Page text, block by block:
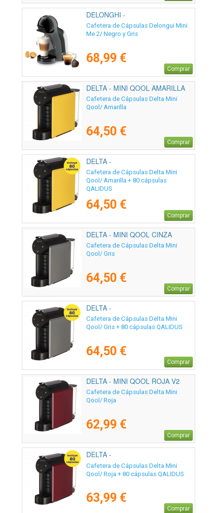
DELONGHI -
Cafetera de Cápsulas Delongui Mini
Me 2/ Negro y Gris
68,99 €
Comprar
DELTA - MINI QOOL AMARILLA
Cafetera de Cápsulas Delta Mini
Qool/ Amarilla
64,50 €
Comprar
DELTA -
Cafetera de Cápsulas Delta Mini
Qool/ Amarilla + 80 cápsulas
QALIDUS
64,50 €
Comprar
DELTA - MINI QOOL CINZA
Cafetera de Cápsulas Delta Mini
Qool/ Gris
64,50 €
Comprar
DELTA -
Cafetera de Cápsulas Delta Mini
Qool/ Gris + 80 cápsulas QALIDUS
64,50 €
Comprar
DELTA - MINI QOOL ROJA V2
Cafetera de Cápsulas Delta Mini
Qool/ Roja
62,99 €
Comprar
DELTA -
Cafetera de Cápsulas Delta Mini
Qool/ Roja + 80 cápsulas QALIDUS
63,99 €
Comprar